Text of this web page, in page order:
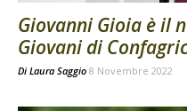
Giovanni Gioia è il
Giovani di
Di Laura Saggio 8 Novembre 2022